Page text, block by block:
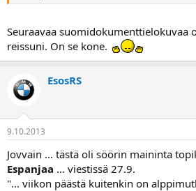
Seuraavaa suomidokumenttielokuvaa
reissuni. On se kone.
EsosRS
9.10.2013
Jovvain ... tästä oli söörin maininta
Espanjaa ... viestissä 27.9.
"... viikon päästä kuitenkin on